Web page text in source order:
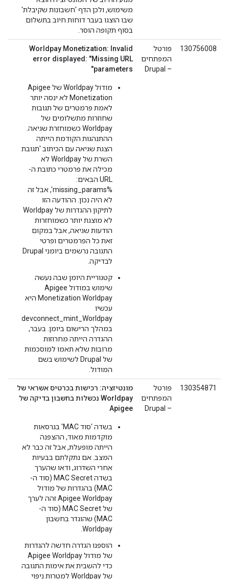
משימוש, ולכן הדף 'חשבונות שקיבלת'
שבו הוצגו בעבר דוחות חיוב בתשלום
בסוף תקופה הוסר.
130756008
פורטל
המפתחים
– Drupal
Worldpay Monetization: Invalid
error displayed: "Missing URL
parameters"
מודול Worldpay של Apigee
Monetization לא ינסה יותר
לאמת פרמטרים של תגובות
שחוזרות מתשלומים של
Worldpay כשמוחזרת שגיאה.
ההתנהגות הקודמת הייתה
הצגת שגיאה עם הכיתוב 'תגובת
השרת של Worldpay לא
מכילה את פרמטרי כתובת ה-
URL הבאים:
%missing_params', אבל זה
לא היה נכון. ההודעה הזו
לתיקון ההגדרות של Worldpay
לא מוצגת יותר כשמוחזרות
הודעות שגיאה, אבל במקום
זאת כל הפרמטרים ופרטי
התגובה נרשמים ביומני Drupal
לבדיקה.
קטגוריית היומן שבה נעשה
שימוש במודול Apigee
Monetization Worldpay היא
עכשיו
devconnect_mint_Worldpay
במהלך הרישום ביומן. בעבר,
ההגדרה הייתה מחרוזות
מרובות שלא תאמו למוסכמות
של Drupal לשימוש בשם
המודול.
130354871
פורטל
המפתחים
– Drupal
מונטיזציה: רכישות בכרטיס אשראי של
Worldpay נכשלות בחשבון בדיקה של
Apigee
בשדה 'סוד MAC' בגרסאות
מוקדמות מאוד, ההצפנה
הייתה מופעלת, אבל זה כבר לא
המצב. אם נתקלתם בבעיות
אחרי השדרוג, ודאו שהערך
בשדה MAC Secret (סוד ה-
MAC) בהגדרות של מודול
Apigee Worldpay זהה לערך
של MAC Secret (סוד ה-
MAC) שהוגדר בחשבון
Worldpay.
הוספנו הגדרה חדשה להגדרות
של מודול Apigee Worldpay
כדי להשבית את אימות התגובה
של Worldpay למטרות ניפוי